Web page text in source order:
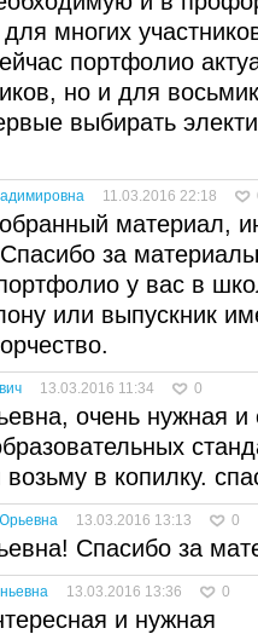
многих
портфолио
но и для
выбирать
11.03.2016 22:18
материал,
Спасибо за
у вас в
или выпускник
13.03.2016 11:34 0
очень нужная и
возьму в копилку.
13.03.2016 13:13 0
Спасибо за
13.03.2016 13:36 0
и нужная